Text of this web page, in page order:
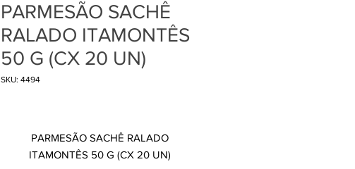
PARMESÃO SACHÊ
RALADO ITAMONTÊS
50 G (CX 20 UN)
SKU: 4494
PARMESÃO SACHÊ RALADO
ITAMONTÊS 50 G (CX 20 UN)